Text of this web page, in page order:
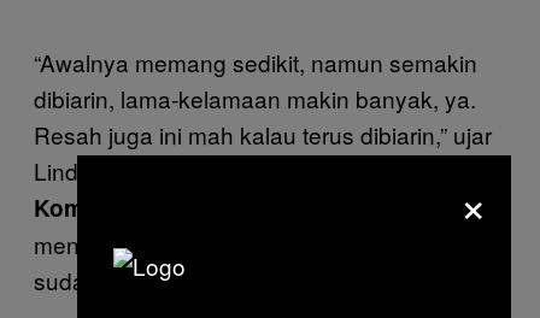
“Awalnya memang sedikit, namun semakin
dibiarin, lama-kelamaan makin banyak, ya.
Resah juga ini mah kalau terus dibiarin,” ujar
Linda, warga Beji yang diwawancarai
Kompas
di salah satu lokasi vandalisme. Ia
menilai pelaku harus dikasih sanksi karena
sudah merusak properti publik.
×